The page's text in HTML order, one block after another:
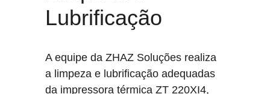
Lubrificação
A equipe da ZHAZ Soluções realiza
a limpeza e lubrificação adequadas
da impressora térmica ZT 220XI4,